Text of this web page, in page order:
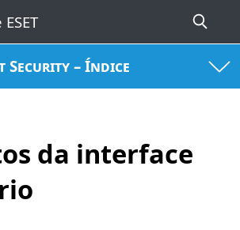
Security – Índice
da interface